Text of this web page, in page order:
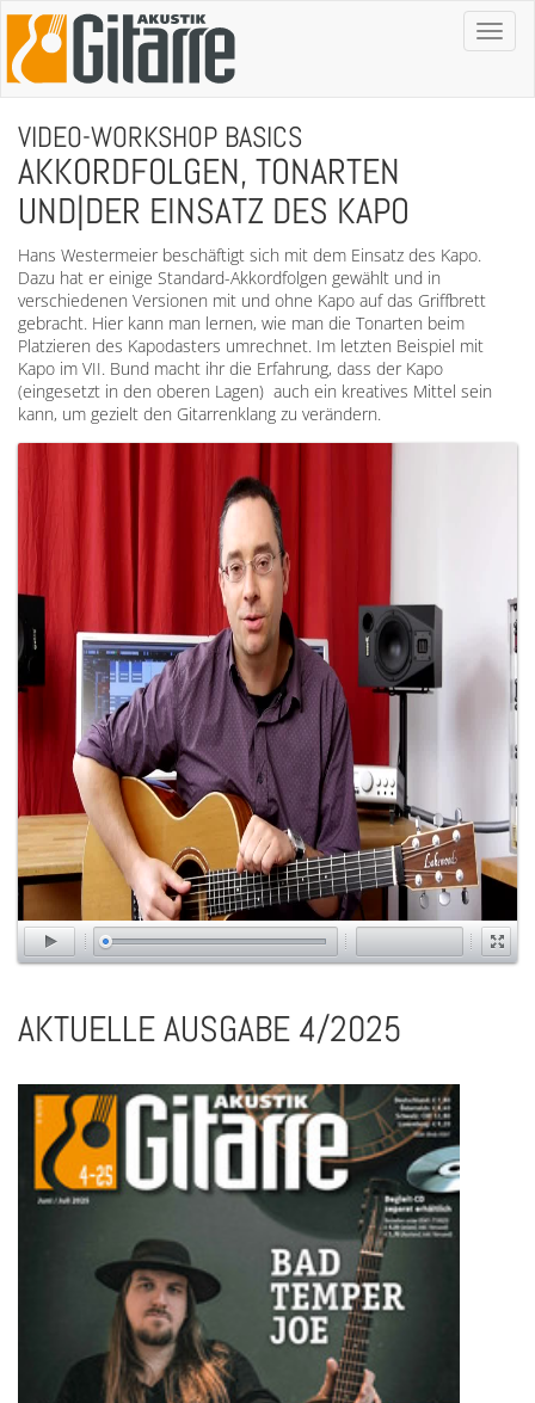
Toggle
VIDEO-WORKSHOP BASICS
AKKORDFOLGEN, TONARTEN
UND|DER EINSATZ DES KAPO
Hans Westermeier beschäftigt sich mit dem Einsatz des Kapo.
Dazu hat er einige Standard-Akkordfolgen gewählt und in
verschiedenen Versionen mit und ohne Kapo auf das Griffbrett
gebracht. Hier kann man lernen, wie man die Tonarten beim
Platzieren des Kapodasters umrechnet. Im letzten Beispiel mit
Kapo im VII. Bund macht ihr die Erfahrung, dass der Kapo
(eingesetzt in den oberen Lagen) auch ein kreatives Mittel sein
kann, um gezielt den Gitarrenklang zu verändern.
AKTUELLE AUSGABE 4/2025